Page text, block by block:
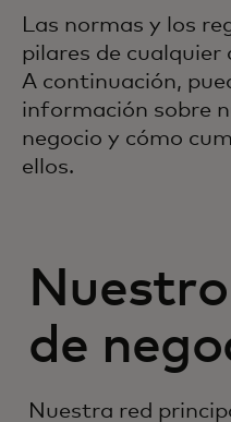
Las normas y los
pilares de
A continuación,
información sobre
negocio y cómo
ellos.
de
Nuestra red